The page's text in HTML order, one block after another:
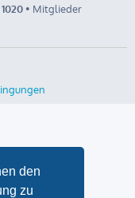
den
zu
1020 • Mitglieder